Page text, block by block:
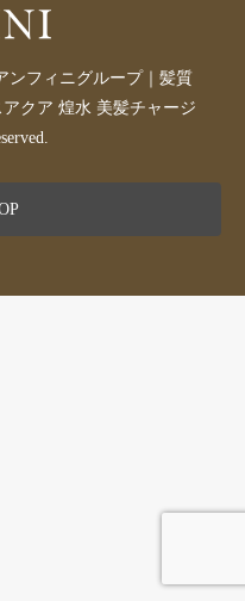
ンフィニグループ｜髪質
クア 煌水 美髪チャージ